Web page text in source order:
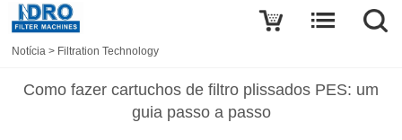
Notícia > Filtration Technology
Como fazer cartuchos de filtro plissados PES: um
guia passo a passo